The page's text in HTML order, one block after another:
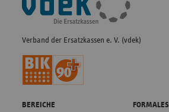
Navigation
Verband der Ersatzkassen e. V. (vdek)
BEREICHE FORMALES